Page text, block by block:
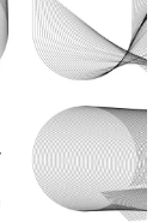
Spiral Garden 福岡ワン
ル
プリント作品